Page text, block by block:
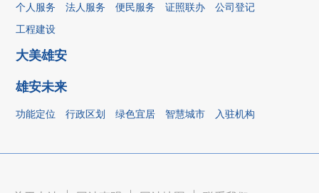
个人服务 法人服务 便民服务 证照联办
公司登记
工程建设
大美雄安
雄安未来
功能定位 行政区划 绿色宜居 智慧城市 入驻机构